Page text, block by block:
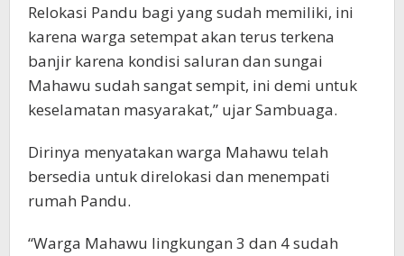
Relokasi Pandu bagi yang sudah memiliki, ini
karena warga setempat akan terus terkena
banjir karena kondisi saluran dan sungai
Mahawu sudah sangat sempit, ini demi untuk
keselamatan masyarakat,” ujar Sambuaga.
Dirinya menyatakan warga Mahawu telah
bersedia untuk direlokasi dan menempati
rumah Pandu.
“Warga Mahawu lingkungan 3 dan 4 sudah